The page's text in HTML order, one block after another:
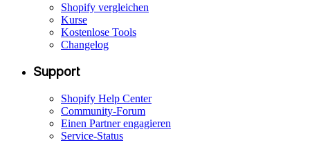
Shopify vergleichen
Kurse
Kostenlose Tools
Changelog
Support
Shopify Help Center
Community-Forum
Einen Partner engagieren
Service-Status